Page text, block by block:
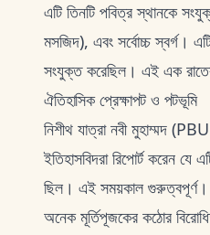
এটি তিনটি পবিত্র স্থানকে
মসজিদ), এবং সর্বোচ্চ স্বর্গ।
সংযুক্ত করেছিল। এই এক
ঐতিহাসিক প্রেক্ষাপট ও পটভূমি
নিশীথ যাত্রা নবী মুহাম্মদ
ইতিহাসবিদরা রিপোর্ট করেন যে
ছিল। এই সময়কাল গুরুত্বপূর্ণ।
অনেক মূর্তিপূজকের কঠোর